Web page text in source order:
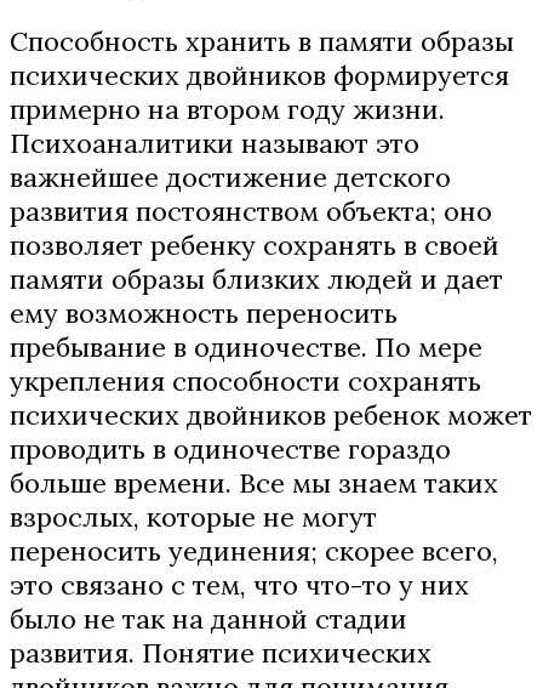
Способность хранить в памяти образы
психических двойников формируется
примерно на втором году жизни.
Психоаналитики называют это
важнейшее достижение детского
развития постоянством объекта; оно
позволяет ребенку сохранять в своей
памяти образы близких людей и дает
ему возможность переносить
пребывание в одиночестве. По мере
укрепления способности сохранять
психических двойников ребенок может
проводить в одиночестве гораздо
больше времени. Все мы знаем таких
взрослых, которые не могут
переносить уединения; скорее всего,
это связано с тем, что что-то у них
было не так на данной стадии
развития. Понятие психических